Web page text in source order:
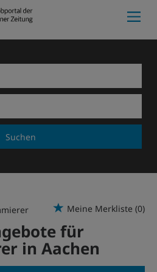
Suchen
Meine Merkliste (0)
für
in Aachen